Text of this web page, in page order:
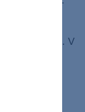
alebo losos. V
„obyčajné“
veľa
alebo